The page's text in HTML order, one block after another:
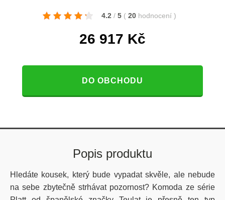
4.2 / 5 ( 20 hodnocení )
26 917 Kč
DO OBCHODU
Popis produktu
Hledáte kousek, který bude vypadat skvěle, ale nebude
na sebe zbytečně strhávat pozornost? Komoda ze série